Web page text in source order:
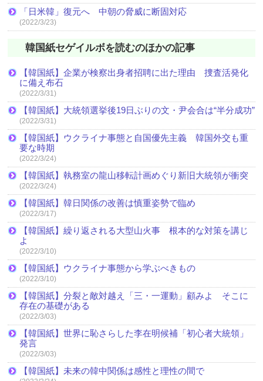
「日米韓」復元へ 中朝の脅威に断固対応
(2022/3/23)
韓国紙セゲイルボを読むのほかの記事
【韓国紙】企業が検察出身者招聘に出た理由 捜査活発化
に備え布石
(2022/3/31)
【韓国紙】大統領選挙後19日ぶりの文・尹会合は“半分成功”
(2022/3/31)
【韓国紙】ウクライナ事態と自国優先主義 韓国外交も重
要な時期
(2022/3/24)
【韓国紙】執務室の龍山移転計画めぐり新旧大統領が衝突
(2022/3/24)
【韓国紙】韓日関係の改善は慎重姿勢で臨め
(2022/3/17)
【韓国紙】繰り返される大型山火事 根本的な対策を講じ
よ
(2022/3/10)
【韓国紙】ウクライナ事態から学ぶべきもの
(2022/3/10)
【韓国紙】分裂と敵対越え「三・一運動」顧みよ そこに
存在の基礎がある
(2022/3/03)
【韓国紙】世界に恥さらした李在明候補「初心者大統領」
発言
(2022/3/03)
【韓国紙】未来の韓中関係は感性と理性の間で